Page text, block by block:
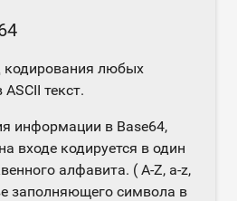
кодирования любых
текст.
информации в Base64,
входе кодируется в один
алфавита. ( A-Z, a-z,
заполняющего символа в